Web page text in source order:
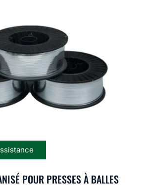
POUR PRESSES À BALLES